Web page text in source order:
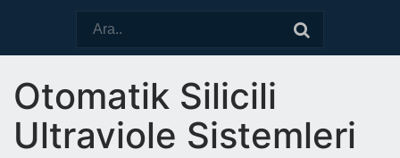
Otomatik Silicili
Ultraviole Sistemleri